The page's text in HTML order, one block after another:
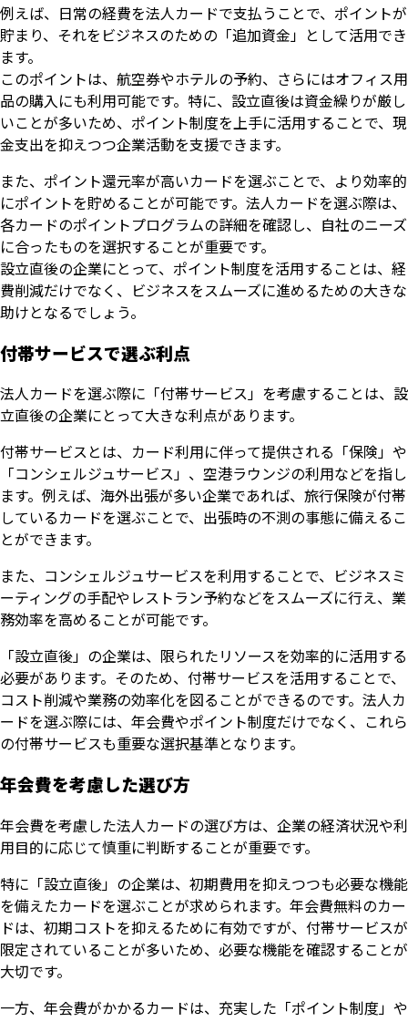
例えば、日常の経費を法人カードで支払うことで、ポイントが
貯まり、それをビジネスのための「追加資金」として活用でき
ます。
このポイントは、航空券やホテルの予約、さらにはオフィス用
品の購入にも利用可能です。特に、設立直後は資金繰りが厳し
いことが多いため、ポイント制度を上手に活用することで、現
金支出を抑えつつ企業活動を支援できます。
また、ポイント還元率が高いカードを選ぶことで、より効率的
にポイントを貯めることが可能です。法人カードを選ぶ際は、
各カードのポイントプログラムの詳細を確認し、自社のニーズ
に合ったものを選択することが重要です。
設立直後の企業にとって、ポイント制度を活用することは、経
費削減だけでなく、ビジネスをスムーズに進めるための大きな
助けとなるでしょう。
付帯サービスで選ぶ利点
法人カードを選ぶ際に「付帯サービス」を考慮することは、設
立直後の企業にとって大きな利点があります。
付帯サービスとは、カード利用に伴って提供される「保険」や
「コンシェルジュサービス」、空港ラウンジの利用などを指し
ます。例えば、海外出張が多い企業であれば、旅行保険が付帯
しているカードを選ぶことで、出張時の不測の事態に備えるこ
とができます。
また、コンシェルジュサービスを利用することで、ビジネスミ
ーティングの手配やレストラン予約などをスムーズに行え、業
務効率を高めることが可能です。
「設立直後」の企業は、限られたリソースを効率的に活用する
必要があります。そのため、付帯サービスを活用することで、
コスト削減や業務の効率化を図ることができるのです。法人カ
ードを選ぶ際には、年会費やポイント制度だけでなく、これら
の付帯サービスも重要な選択基準となります。
年会費を考慮した選び方
年会費を考慮した法人カードの選び方は、企業の経済状況や利
用目的に応じて慎重に判断することが重要です。
特に「設立直後」の企業は、初期費用を抑えつつも必要な機能
を備えたカードを選ぶことが求められます。年会費無料のカー
ドは、初期コストを抑えるために有効ですが、付帯サービスが
限定されていることが多いため、必要な機能を確認することが
大切です。
一方、年会費がかかるカードは、充実した「ポイント制度」や